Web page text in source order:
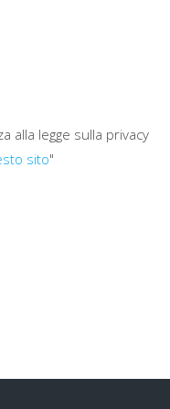
alla legge sulla privacy
sito"